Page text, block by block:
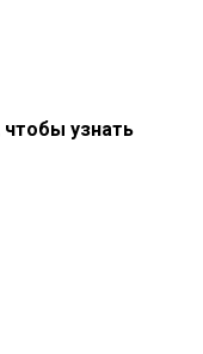
узнать